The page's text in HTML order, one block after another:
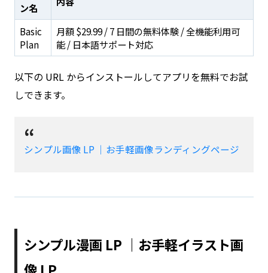
ン名
Basic
Plan
月額 $29.99 / 7 日間の無料体験 / 全機能利用可
能 / 日本語サポート対応
以下の URL からインストールしてアプリを無料でお試
しできます。
シンプル画像 LP ｜お手軽画像ランディングページ
シンプル漫画 LP ｜お手軽イラスト画